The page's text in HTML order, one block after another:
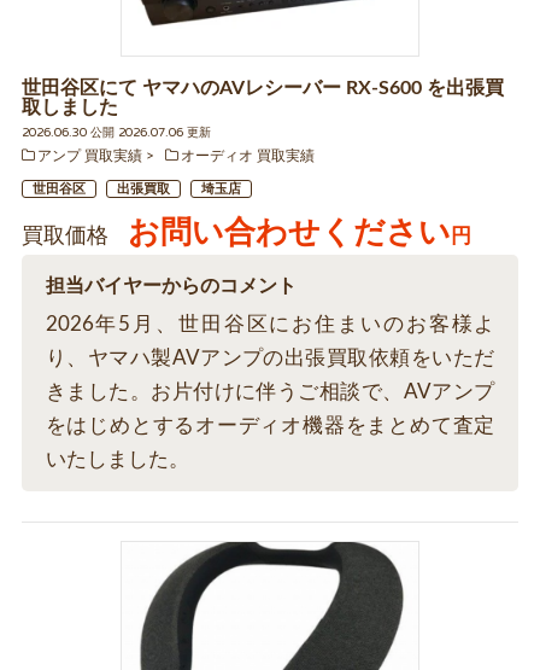
世田谷区にて ヤマハのAVレシーバー RX-S600 を出張買
取しました
2026.06.30 公開 2026.07.06 更新
アンプ 買取実績
オーディオ 買取実績
世田谷区 出張買取 埼玉店
買取価格 お問い合わせください 円
担当バイヤーからのコメント
2026年5月、世田谷区にお住まいのお客様よ
り、ヤマハ製AVアンプの出張買取依頼をいただ
きました。お片付けに伴うご相談で、AVアンプ
をはじめとするオーディオ機器をまとめて査定
いたしました。